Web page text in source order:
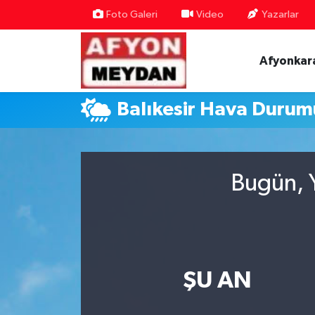
Foto Galeri Video Yazarlar
Balıkesir Hava
Bugün,
ŞU AN
Nöbetçi Eczaneler
Hava Durumu
Trafik Durumu
Haber Arşivi